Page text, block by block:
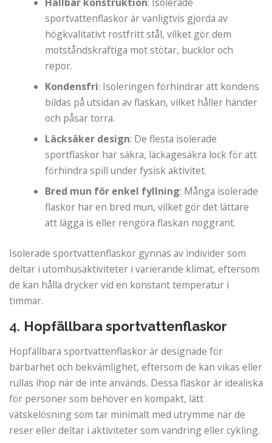
sportvattenflaskor är vanligtvis gjorda av
högkvalitativt rostfritt stål, vilket gör dem
motståndskraftiga mot stötar, bucklor och
repor.
Kondensfri: Isoleringen förhindrar att kondens
bildas på utsidan av flaskan, vilket håller händer
och påsar torra.
Läcksäker design: De flesta isolerade
sportflaskor har säkra, läckagesäkra lock för att
förhindra spill under fysisk aktivitet.
Bred mun för enkel fyllning: Många isolerade
flaskor har en bred mun, vilket gör det lättare
att lägga is eller rengöra flaskan noggrant.
Isolerade sportvattenflaskor gynnas av individer som
deltar i utomhusaktiviteter i varierande klimat, eftersom
de kan hålla drycker vid en konstant temperatur i
timmar.
4. Hopfällbara sportvattenflaskor
Hopfällbara sportvattenflaskor är designade för
bärbarhet och bekvämlighet, eftersom de kan vikas eller
rullas ihop när de inte används. Dessa flaskor är idealiska
för personer som behöver en kompakt, lätt
vätskelösning som tar minimalt med utrymme när de
reser eller deltar i aktiviteter som vandring eller cykling.